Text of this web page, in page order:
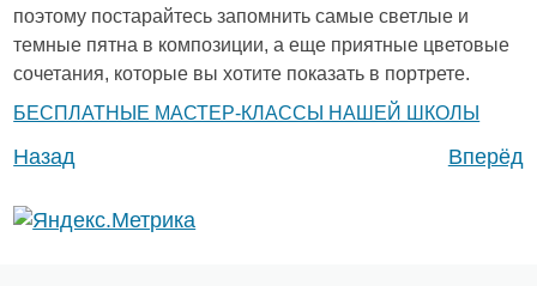
поэтому постарайтесь запомнить самые светлые и
темные пятна в композиции, а еще приятные цветовые
сочетания, которые вы хотите показать в портрете.
БЕСПЛАТНЫЕ МАСТЕР-КЛАССЫ НАШЕЙ ШКОЛЫ
Назад Вперёд